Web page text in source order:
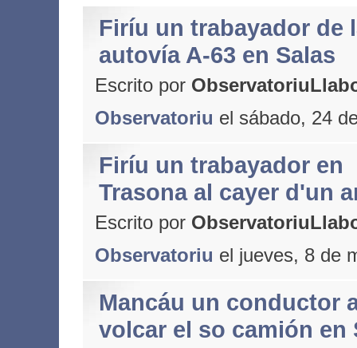
Firíu un trabayador de
autovía A-63 en Salas
Escrito por
Observatoriu el sábado, 24
Firíu un trabayador en
Trasona al cayer d'un
Escrito por
Observatoriu el jueves, 8 de
Mancáu un conductor
volcar el so camión en